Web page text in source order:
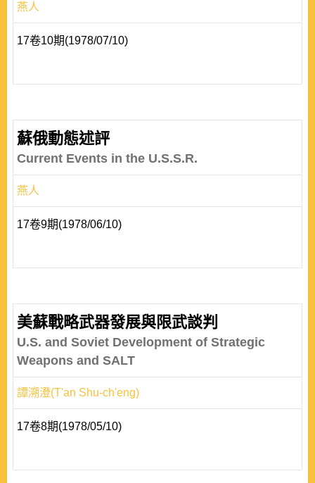
燕人
17卷10期(1978/07/10)
蘇俄動態述評
Current Events in the U.S.S.R.
燕人
17卷9期(1978/06/10)
美蘇戰略武器發展與限武談判
U.S. and Soviet Development of Strategic
Weapons and SALT
譚溯澄(T'an Shu-ch'eng)
17卷8期(1978/05/10)